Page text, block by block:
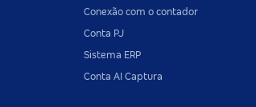
Conexão com o contador
Conta PJ
Sistema ERP
Conta AI Captura